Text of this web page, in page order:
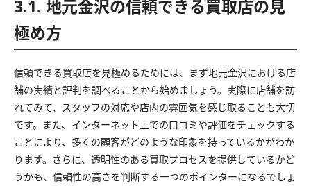
3.1. 地元金沢の信頼できる買取店の見
極め方
信頼できる買取店を見極めるためには、まず地元金沢における店
舗の実績と評判を調べることから始めましょう。実際に店舗を訪
れてみて、スタッフの対応や店内の雰囲気を感じ取ることも大切
です。また、インターネット上での口コミや評価をチェックする
ことにより、多くの顧客がどのような印象を持っているかがわか
ります。さらに、透明性のある買取プロセスを提供しているかど
うかも、信頼性の高さを判断する一つのポインターになるでしょ